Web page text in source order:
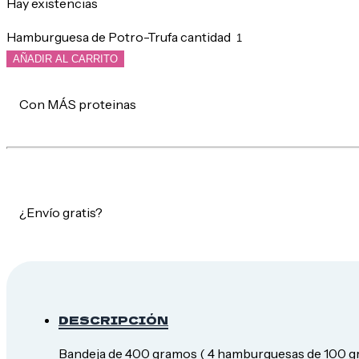
Hay existencias
Hamburguesa de Potro-Trufa cantidad
AÑADIR AL CARRITO
Con MÁS proteinas
¿Envío gratis?
DESCRIPCIÓN
Bandeja de 400 gramos ( 4 hamburguesas de 100